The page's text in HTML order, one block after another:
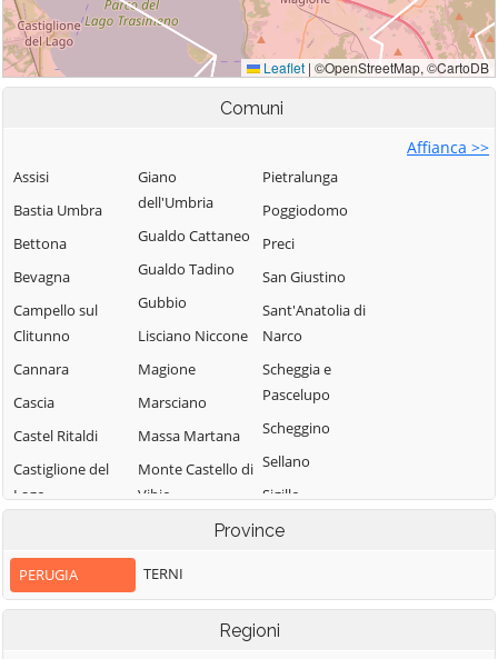
Comuni
Affianca >>
Assisi
Bastia Umbra
Bettona
Bevagna
Campello sul
Clitunno
Cannara
Cascia
Castel Ritaldi
Castiglione del
Lago
Spoleto
Citerna
Giano
dell'Umbria
Gualdo Cattaneo
Gualdo Tadino
Gubbio
Lisciano Niccone
Magione
Marsciano
Massa Martana
Monte Castello di
Vibio
Monte Santa
Monteleone di
Pietralunga
Poggiodomo
Preci
San Giustino
Sant'Anatolia di
Narco
Scheggia e
Pascelupo
Scheggino
Sellano
Sigillo
Spello
Torgiano
Province
PERUGIA TERNI
Regioni